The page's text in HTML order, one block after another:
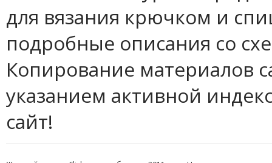
для вязания крючком и
подробные описания со
Копирование материалов
указанием активной
сайт!